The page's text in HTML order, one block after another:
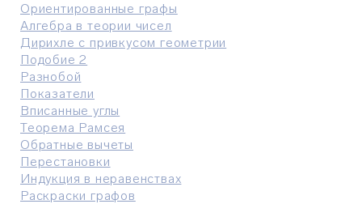
Ориентированные графы
Алгебра в теории чисел
Дирихле с привкусом геометрии
Подобие 2
Разнобой
Показатели
Вписанные углы
Теорема Рамсея
Обратные вычеты
Перестановки
Индукция в неравенствах
Раскраски графов